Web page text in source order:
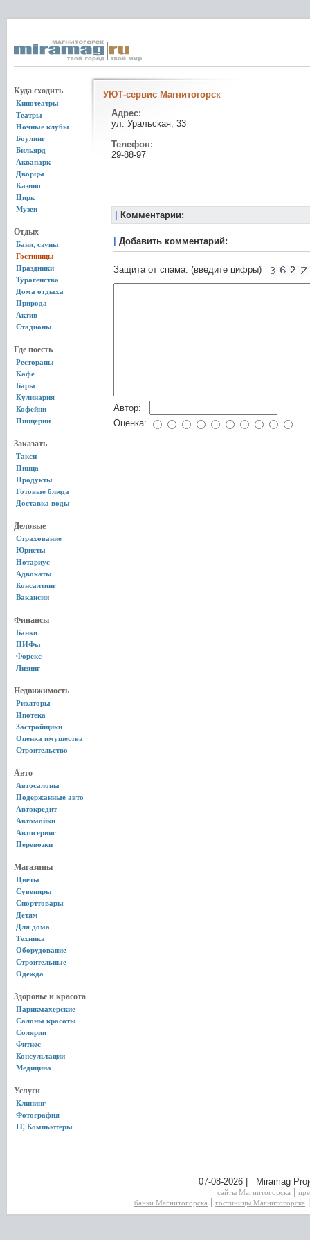
Куда сходить
Кинотеатры
Театры
Ночные клубы
Боулинг
Бильярд
Аквапарк
Дворцы
Казино
Цирк
Музеи
Отдых
Бани, сауны
Гостиницы
Праздники
Турагенства
Дома отдыха
Природа
Актив
Стадионы
Где поесть
Рестораны
Кафе
Бары
Кулинария
Кофейни
Пиццерии
Заказать
Такси
Пицца
Продукты
Готовые блюда
Доставка воды
Деловые
Страхование
Юристы
Нотариус
Адвокаты
Консалтинг
Вакансии
Финансы
Банки
ПИФы
Форекс
Лизинг
Недвижимость
Риэлторы
Ипотека
Застройщики
Оценка имущества
Строительство
Авто
Автосалоны
Подержанные авто
Автокредит
Автомойки
Автосервис
Перевозки
Магазины
Цветы
Сувениры
Спорттовары
Детям
Для дома
Техника
Оборудование
Строительные
Одежда
Здоровье и красота
Парикмахерские
Салоны красоты
Солярии
Фитнес
Консультации
Медицина
Услуги
Клининг
Фотография
IT, Компьютеры
УЮТ-сервис Магнитогорск
Адрес:
ул. Уральская, 33
Телефон:
29-88-97
Комментарии:
Добавить комментарий:
Защита от спама: (введите цифры)
Автор:
Оценка:
07-08-2026 | Miramag
сайты Магнитогорска
банки Магнитогорска
гостиницы Магнитогорска